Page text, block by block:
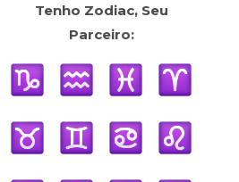
Tenho Zodiac, Seu
Parceiro: